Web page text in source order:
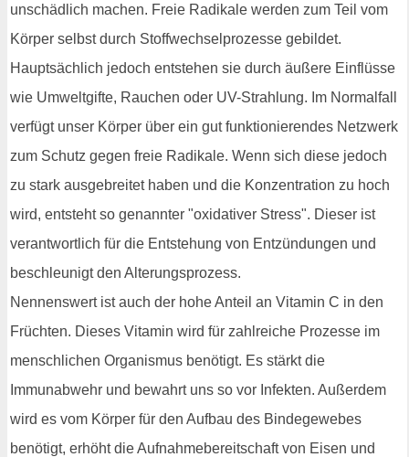
unschädlich machen. Freie Radikale werden zum Teil vom
Körper selbst durch Stoffwechselprozesse gebildet.
Hauptsächlich jedoch entstehen sie durch äußere Einflüsse
wie Umweltgifte, Rauchen oder UV-Strahlung. Im Normalfall
verfügt unser Körper über ein gut funktionierendes Netzwerk
zum Schutz gegen freie Radikale. Wenn sich diese jedoch
zu stark ausgebreitet haben und die Konzentration zu hoch
wird, entsteht so genannter "oxidativer Stress". Dieser ist
verantwortlich für die Entstehung von Entzündungen und
beschleunigt den Alterungsprozess.
Nennenswert ist auch der hohe Anteil an Vitamin C in den
Früchten. Dieses Vitamin wird für zahlreiche Prozesse im
menschlichen Organismus benötigt. Es stärkt die
Immunabwehr und bewahrt uns so vor Infekten. Außerdem
wird es vom Körper für den Aufbau des Bindegewebes
benötigt, erhöht die Aufnahmebereitschaft von Eisen und